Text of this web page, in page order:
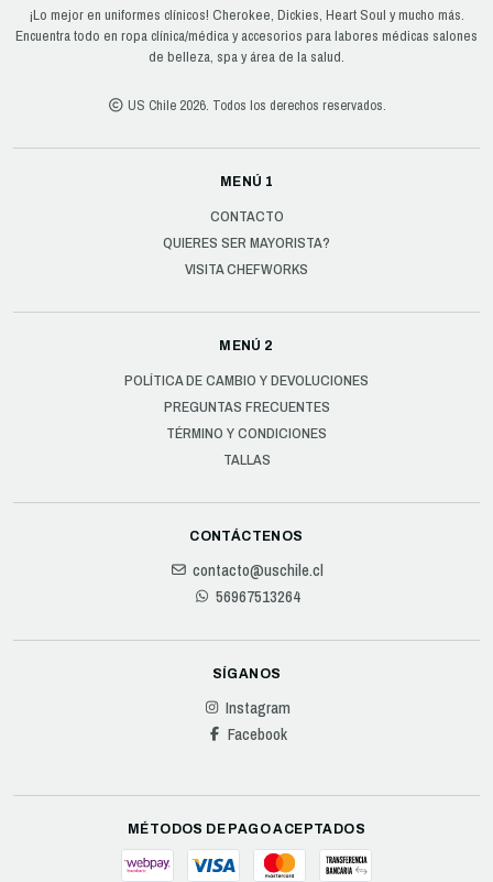
¡Lo mejor en uniformes clínicos! Cherokee, Dickies, Heart Soul y mucho más.
Encuentra todo en ropa clínica/médica y accesorios para labores médicas salones
de belleza, spa y área de la salud.
US Chile 2026. Todos los derechos reservados.
MENÚ 1
CONTACTO
QUIERES SER MAYORISTA?
VISITA CHEFWORKS
MENÚ 2
POLÍTICA DE CAMBIO Y DEVOLUCIONES
PREGUNTAS FRECUENTES
TÉRMINO Y CONDICIONES
TALLAS
CONTÁCTENOS
contacto@uschile.cl
56967513264
SÍGANOS
Instagram
Facebook
MÉTODOS DE PAGO ACEPTADOS